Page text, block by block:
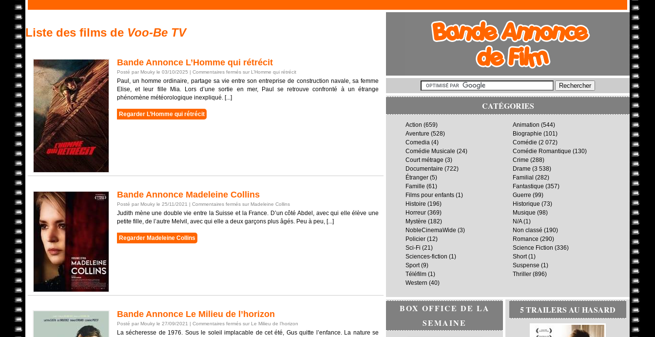
Liste des films de Voo-Be TV
Bande Annonce L’Homme qui rétrécit
Posté par Mouky le 03/10/2025 | Commentaires fermés sur L’Homme qui rétrécit
Paul, un homme ordinaire, partage sa vie entre son entreprise de construction navale, sa femme
Elise, et leur fille Mia. Lors d’une sortie en mer, Paul se retrouve confronté à un étrange
phénomène météorologique inexpliqué. [...]
Regarder L’Homme qui rétrécit
Bande Annonce Madeleine Collins
Posté par Mouky le 25/11/2021 | Commentaires fermés sur Madeleine Collins
Judith mène une double vie entre la Suisse et la France. D’un côté Abdel, avec qui elle élève une
petite fille, de l’autre Melvil, avec qui elle a deux garçons plus âgés. Peu à peu, [...]
Regarder Madeleine Collins
Bande Annonce Le Milieu de l’horizon
Posté par Mouky le 27/09/2021 | Commentaires fermés sur Le Milieu de l’horizon
La sécheresse de 1976. Sous le soleil implacable de cet été, Gus quitte l’enfance. La nature se
CATÉGORIES
Action (659) Animation (544)
Aventure (528) Biographie (101)
Comedia (4) Comédie (2 072)
Comédie Musicale (24) Comédie Romantique (130)
Court métrage (3) Crime (288)
Documentaire (722) Drame (3 538)
Étranger (5) Familial (282)
Famille (61) Fantastique (357)
Films pour enfants (1) Guerre (99)
Histoire (196) Historique (73)
Horreur (369) Musique (98)
Mystère (182) N/A(1)
NobleCinemaWide (3) Non classé (190)
Policier (12) Romance (290)
Sci-Fi (21) Science Fiction (336)
Sciences-fiction (1) Short(1)
Sport(9) Suspense (1)
Téléfilm (1) Thriller (896)
Western (40)
BOX OFFICE DE LA
SEMAINE
5 TRAILERS AU HASARD